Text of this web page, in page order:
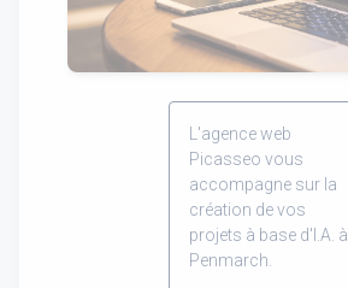
L'agence web
Picasseo vous
accompagne sur la
création de vos
projets à base d'I.A. à
Penmarch.